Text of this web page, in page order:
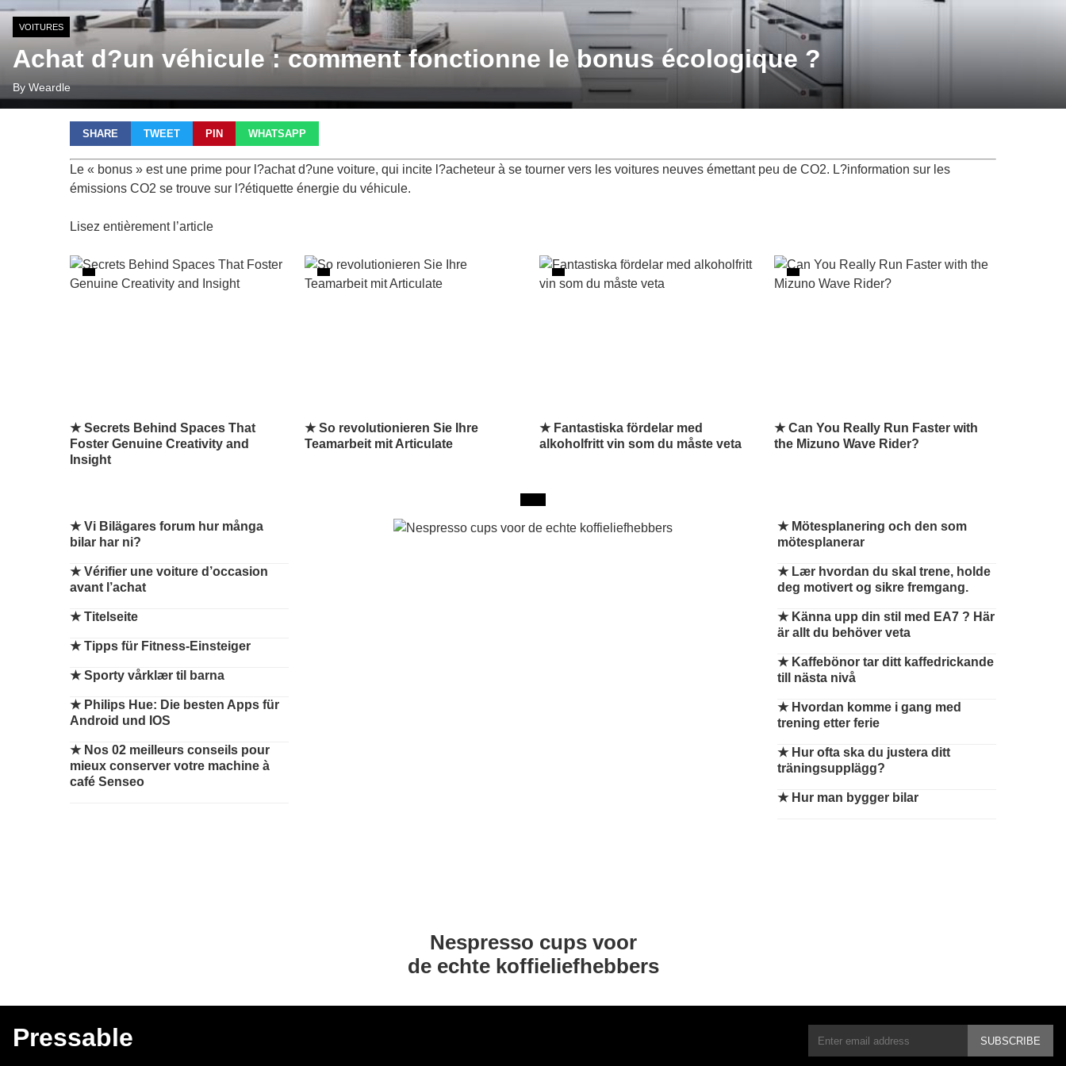
VOITURES
Achat d?un véhicule : comment fonctionne le bonus écologique ?
By Weardle
SHARE TWEET PIN WHATSAPP
Le « bonus » est une prime pour l?achat d?une voiture, qui incite l?acheteur à se tourner vers les voitures neuves émettant peu de CO2. L?information sur les
émissions CO2 se trouve sur l?étiquette énergie du véhicule.
Lisez entièrement l’article
★ Secrets Behind Spaces That
Foster Genuine Creativity and
Insight
★ So revolutionieren Sie Ihre
Teamarbeit mit Articulate
★ Fantastiska fördelar med
alkoholfritt vin som du måste veta
★ Can You Really Run Faster with
the Mizuno Wave Rider?
★Vi Bilägares forum hur många
bilar har ni?
★Vérifier une voiture d’occasion
avant l’achat
★Titelseite
★Tipps für Fitness-Einsteiger
★Sporty vårklær til barna
★ Philips Hue: Die besten Apps für
Android und IOS
★ Nos 02 meilleurs conseils pour
mieux conserver votre machine à
café Senseo
Nespresso cups voor
de echte koffieliefhebbers
★ Mötesplanering och den som
mötesplanerar
★ Lær hvordan du skal trene, holde
deg motivert og sikre fremgang.
★ Känna upp din stil med EA7 ? Här
är allt du behöver veta
★ Kaffebönor tar ditt kaffedrickande
till nästa nivå
★ Hvordan komme i gang med
trening etter ferie
★ Hur ofta ska du justera ditt
träningsupplägg?
★ Hur man bygger bilar
Pressable SUBSCRIBE